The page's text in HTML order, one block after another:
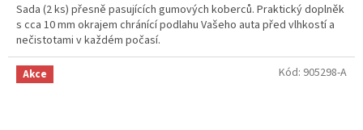
Sada (2 ks) přesně pasujících gumových koberců. Praktický doplněk
s cca 10 mm okrajem chránící podlahu Vašeho auta před vlhkostí a
nečistotami v každém počasí.
Akce Kód: 905298-A